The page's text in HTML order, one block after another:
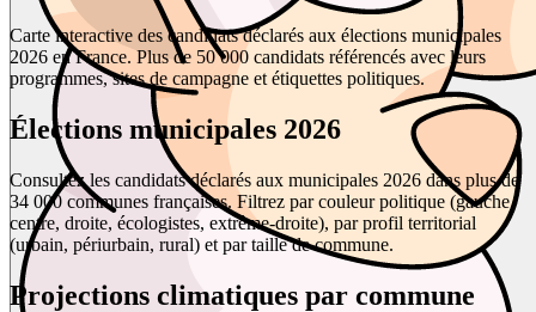
Carte interactive des candidats déclarés aux élections municipales
2026 en France. Plus de 50 000 candidats référencés avec leurs
programmes, sites de campagne et étiquettes politiques.
Élections municipales 2026
Consultez les candidats déclarés aux municipales 2026 dans plus de
34 000 communes françaises. Filtrez par couleur politique (gauche,
centre, droite, écologistes, extrême-droite), par profil territorial
(urbain, périurbain, rural) et par taille de commune.
Projections climatiques par commune